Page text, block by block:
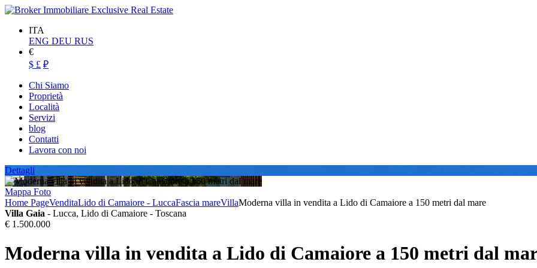
ITA
ENG DEU RUS
€
$ £ ₽
Chi Siamo
Proprietà
Località
Servizi
blog
Contatti
Lavora con noi
Dettagli
Mappa Foto
Home PageVenditaLido di Camaiore - LuccaFascia mareVillaModerna villa in vendita a Lido di Camaiore a 150 metri dal mare
Villa Gaia - Lucca, Lido di Camaiore - Toscana
€ 1.500.000
Moderna villa in vendita a Lido di Camaiore a 150 metri dal